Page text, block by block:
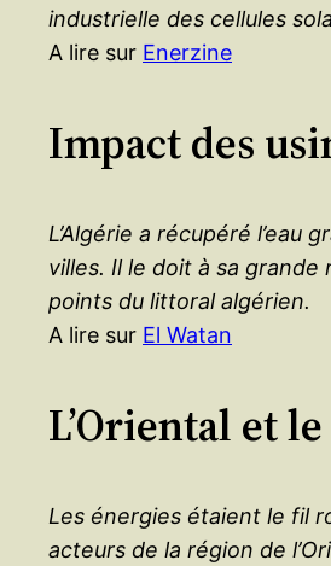
industrielle des cellules
A lire sur Enerzine
Impact des
L’Algérie a récupéré
villes. Il le doit à sa grande
points du littoral algérien.
A lire sur El Watan
L’Oriental et
Les énergies étaient le fil
acteurs de la région de